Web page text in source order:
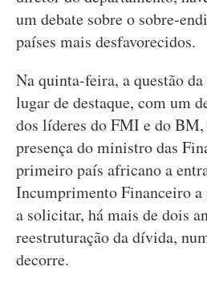
um debate sobre o sobre-
países mais desfavorecidos.
Na quinta-feira, a questão
lugar de destaque, com um
dos líderes do FMI e do
presença do ministro das
primeiro país africano a
Incumprimento Financeiro a
a solicitar, há mais de dois
reestruturação da dívida,
decorre.